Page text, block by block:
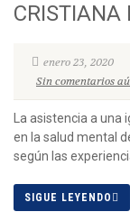
CRISTIANA
enero 23, 2020
Sin comentarios
La asistencia a una
en la salud mental
según las
SIGUE LEYENDO